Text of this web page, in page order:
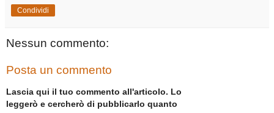
Condividi
Nessun commento:
Posta un commento
Lascia qui il tuo commento all'articolo. Lo
leggerò e cercherò di pubblicarlo quanto